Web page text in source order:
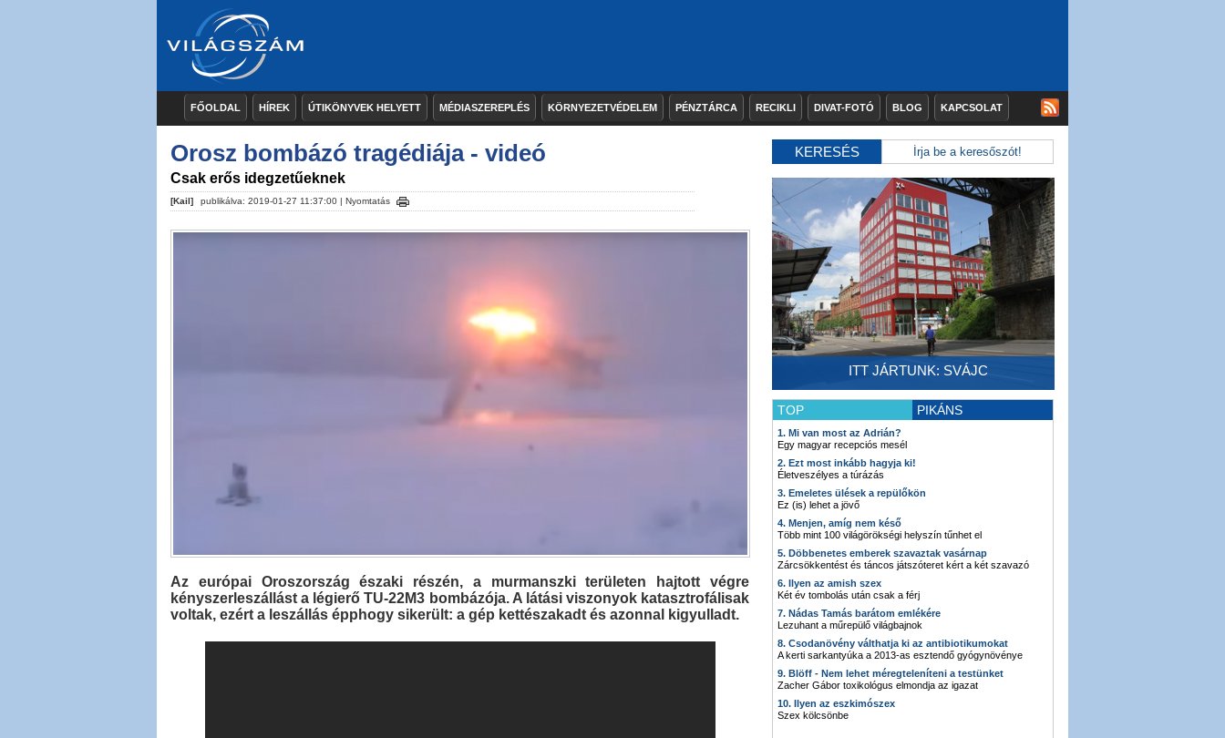
FŐOLDAL HÍREK ÚTIKÖNYVEK HELYETT MÉDIASZEREPLÉS KÖRNYEZETVÉDELEM PÉNZTÁRCA RECIKLI DIVAT-FOTÓ BLOG KAPCSOLAT
Orosz bombázó tragédiája - videó
Csak erős idegzetűeknek
[Kail] publikálva: 2019-01-27 11:37:00 | Nyomtatás
Az európai Oroszország északi részén, a murmanszki területen hajtott végre
kényszerleszállást a légierő TU-22M3 bombázója. A látási viszonyok katasztrofálisak
voltak, ezért a leszállás épphogy sikerült: a gép kettészakadt és azonnal kigyulladt.
KERESÉS
ITT JÁRTUNK: SVÁJC
TOP PIKÁNS
1. Mi van most az Adrián?
Egy magyar recepciós mesél
2. Ezt most inkább hagyja ki!
Életveszélyes a túrázás
3. Emeletes ülések a repülőkön
Ez (is) lehet a jövő
4. Menjen, amíg nem késő
Több mint 100 világörökségi helyszín tűnhet el
5. Döbbenetes emberek szavaztak vasárnap
Zárcsökkentést és táncos játszóteret kért a két szavazó
6. Ilyen az amish szex
Két év tombolás után csak a férj
7. Nádas Tamás barátom emlékére
Lezuhant a műrepülő világbajnok
8. Csodanövény válthatja ki az antibiotikumokat
A kerti sarkantyúka a 2013-as esztendő gyógynövénye
9. Blöff - Nem lehet méregteleníteni a testünket
Zacher Gábor toxikológus elmondja az igazat
10. Ilyen az eszkimószex
Szex kölcsönbe